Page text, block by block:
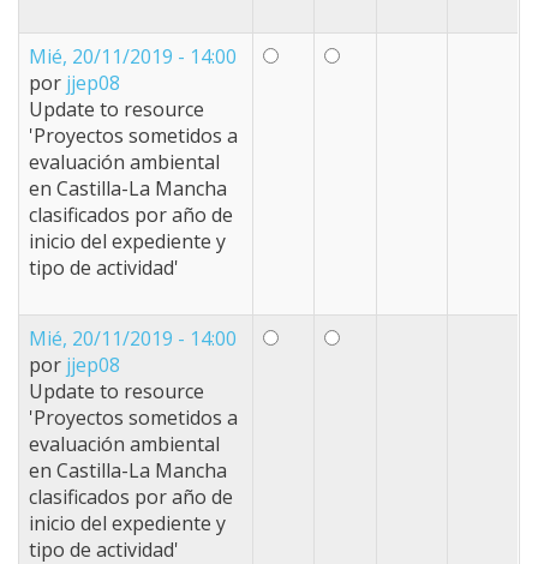
Mié, 20/11/2019 - 14:00
por jjep08
Update to resource
'Proyectos sometidos a
evaluación ambiental
en Castilla-La Mancha
clasificados por año de
inicio del expediente y
tipo de actividad'
Mié, 20/11/2019 - 14:00
por jjep08
Update to resource
'Proyectos sometidos a
evaluación ambiental
en Castilla-La Mancha
clasificados por año de
inicio del expediente y
tipo de actividad'